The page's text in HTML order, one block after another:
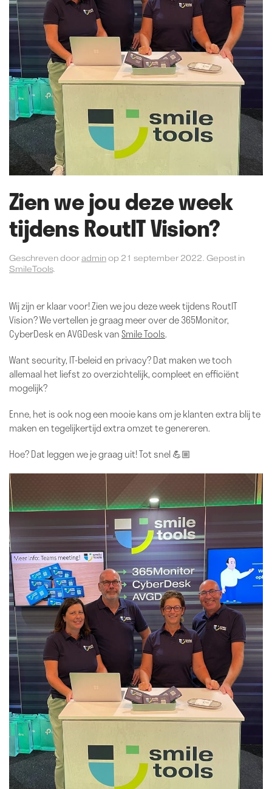
Zien we jou deze week
tijdens RoutIT Vision?
Geschreven dooradminop 21 september 2022. Gepost in
SmileTools.
Wij zijn er klaar voor! Zien we jou deze week tijdens RoutIT
Vision? We vertellen je graag meer over de 365Monitor,
CyberDesk en AVGDesk vanSmile Tools.
Want security, IT-beleid en privacy? Dat maken we toch
allemaal het liefst zo overzichtelijk, compleet en efficiënt
mogelijk?
Enne, het is ook nog een mooie kans om je klanten extra blij te
maken en tegelijkertijd extra omzet te genereren.
Hoe? Dat leggen we je graag uit! Tot snel 💪🏼